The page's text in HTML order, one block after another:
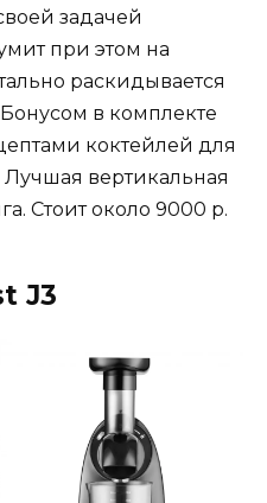
задачей
при этом на
раскидывается
в комплекте
коктейлей для
вертикальная
Стоит около 9000 р.
J3